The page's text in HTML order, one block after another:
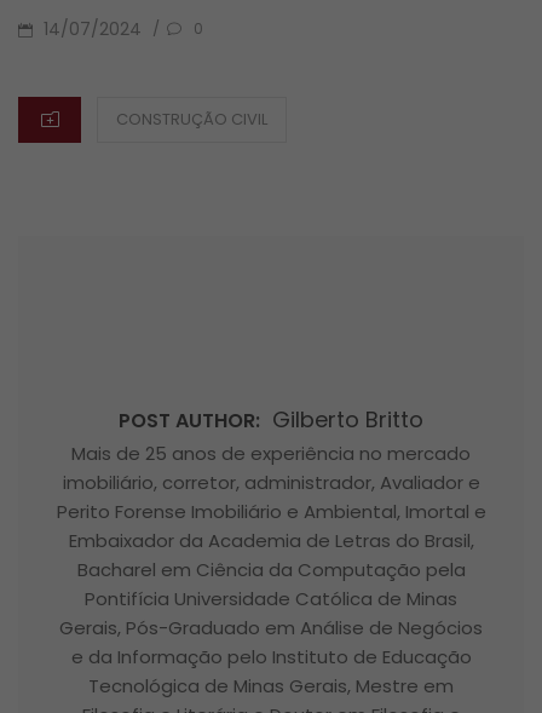
POSTED
14/07/2024 / 0
CATEGORIES
CONSTRUÇÃO CIVIL
POST AUTHOR: Gilberto Britto
Mais de 25 anos de experiência no mercado
imobiliário, corretor, administrador, Avaliador e
Perito Forense Imobiliário e Ambiental, Imortal e
Embaixador da Academia de Letras do Brasil,
Bacharel em Ciência da Computação pela
Pontifícia Universidade Católica de Minas
Gerais, Pós-Graduado em Análise de Negócios
e da Informação pelo Instituto de Educação
Tecnológica de Minas Gerais, Mestre em